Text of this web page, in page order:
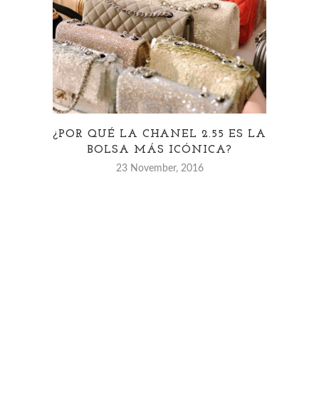
¿POR QUÉ LA CHANEL 2.55 ES LA
BOLSA MÁS ICÓNICA?
23 November, 2016